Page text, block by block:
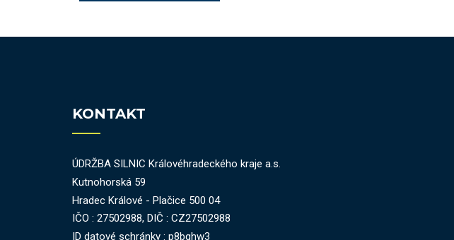
KONTAKT
ÚDRŽBA SILNIC Královéhradeckého kraje a.s.
Kutnohorská 59
Hradec Králové - Plačice 500 04
IČO : 27502988, DIČ : CZ27502988
ID datové schránky : p8bghw3